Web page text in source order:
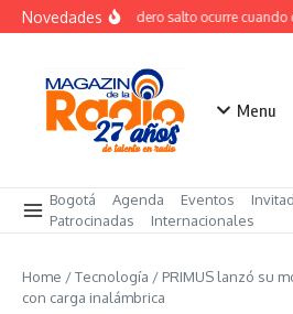
Saltar al contenido
NovedadesEl verdadero salto ocurre cuando
Menu
Bogotá Agenda Eventos
Patrocinadas
Internacionales
Home /Tecnología / PRIMUS lanzó su
con carga inalámbrica